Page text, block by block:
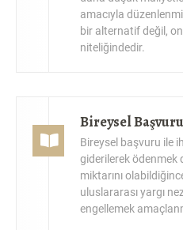
bir alternatif değil,
niteliğindedir.
Bireysel başvuru ile
giderilerek ödenmek
miktarını
uluslararası yargı
engellemek